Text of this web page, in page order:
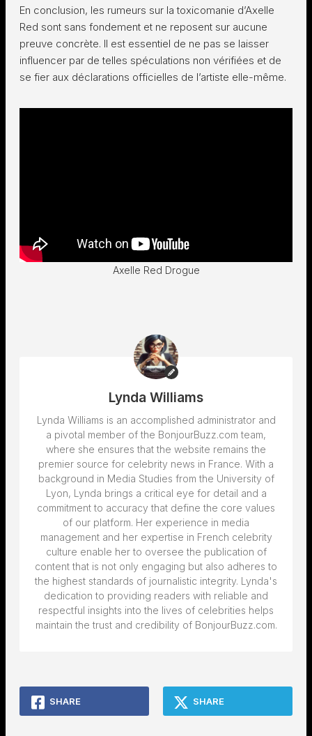
En conclusion, les rumeurs sur la toxicomanie d’Axelle
Red sont sans fondement et ne reposent sur aucune
preuve concrète. Il est essentiel de ne pas se laisser
influencer par de telles spéculations non vérifiées et de
se fier aux déclarations officielles de l’artiste elle-même.
Axelle Red Drogue
Lynda Williams
Lynda Williams is an accomplished administrator and
a pivotal member of the BonjourBuzz.com team,
where she ensures that the website remains the
premier source for celebrity news in France. With a
background in Media Studies from the University of
Lyon, Lynda brings a critical eye for detail and a
commitment to accuracy that define the core values
of our platform. Her experience in media
management and her expertise in French celebrity
culture enable her to oversee the publication of
content that is not only engaging but also adheres to
the highest standards of journalistic integrity. Lynda's
dedication to providing readers with reliable and
respectful insights into the lives of celebrities helps
maintain the trust and credibility of BonjourBuzz.com.
SHARE SHARE